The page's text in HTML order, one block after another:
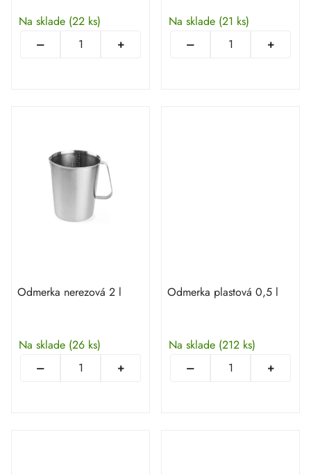
Na sklade (22 ks) Na sklade (21 ks)
Odmerka nerezová 2 l
Na sklade (26 ks)
Odmerka plastová 0,5 l
Na sklade (212 ks)